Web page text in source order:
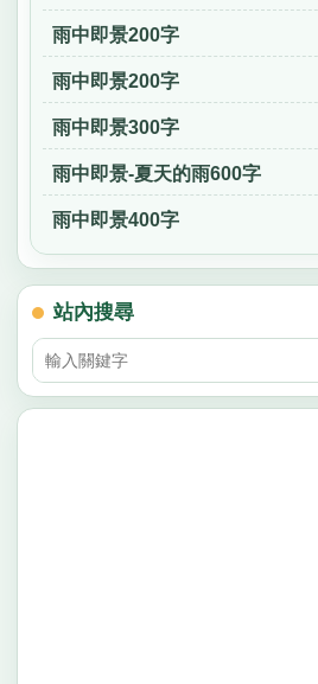
雨中即景200字
雨中即景200字
雨中即景300字
雨中即景-夏天的雨600字
雨中即景400字
站內搜尋